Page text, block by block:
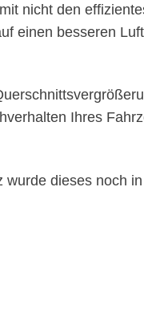
nicht den
einen besseren
Ihres
wurde dieses noch